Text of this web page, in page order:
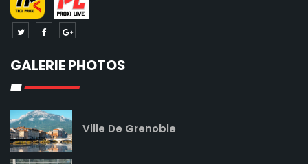
GALERIE PHOTOS
Ville De Grenoble